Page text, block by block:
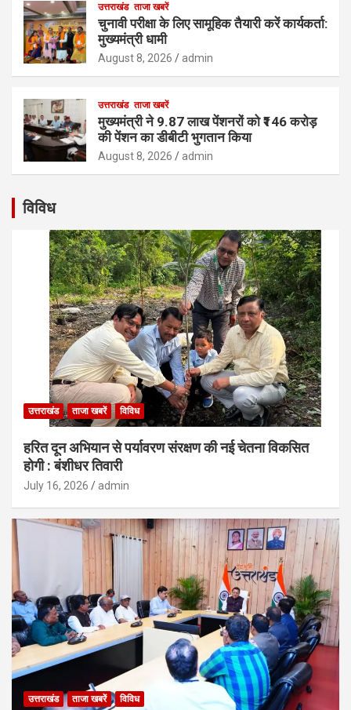
उत्तराखंड ताजा खबरें
चुनावी परीक्षा के लिए सामूहिक तैयारी करें कार्यकर्ता:
मुख्यमंत्री धामी
August 8, 2026 admin
उत्तराखंड ताजा खबरें
मुख्यमंत्री ने 9.87 लाख पेंशनरों को ₹146 करोड़
की पेंशन का डीबीटी भुगतान किया
August 8, 2026 admin
विविध
उत्तराखंड ताजा खबरें विविध
हरित दून अभियान से पर्यावरण संरक्षण की नई चेतना विकसित
होगी : बंशीधर तिवारी
July 16, 2026 admin
उत्तराखंड ताजा खबरें विविध